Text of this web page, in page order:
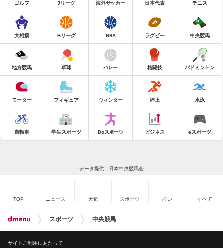
ゴルフ Jリーグ 海外サッカー 日本代表 テニス
大相撲 Bリーグ NBA ラグビー 中央競馬
地方競馬 卓球 バレー 格闘技 バドミントン
モーター フィギュア ウィンター 陸上 水泳
自転車 学生スポーツ Doスポーツ ビジネス eスポーツ
データ提供：日本中央競馬会
TOP ニュース 天気 スポーツ 占い すべて
スポーツ 中央競馬
サイトご利用にあたって